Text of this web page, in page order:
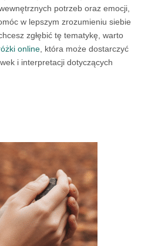
potrzeb oraz emocji,
w lepszym zrozumieniu siebie
zgłębić tę tematykę, warto
online, która może dostarczyć
i interpretacji dotyczących